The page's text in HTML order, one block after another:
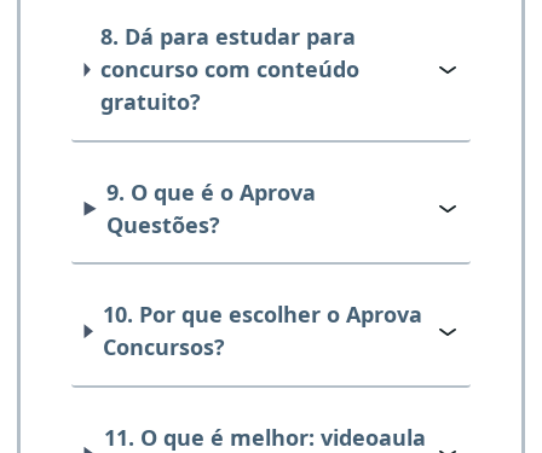
8. Dá para estudar para
concurso com conteúdo
gratuito?
9. O que é o Aprova
Questões?
10. Por que escolher o Aprova
Concursos?
11. O que é melhor: videoaula